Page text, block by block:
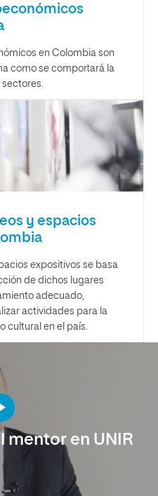
en Colombia son
como se comportará la
y espacios
expositivos se basa
de dichos lugares
adecuado,
actividades para la
cultural en el país.
mentor en UNIR